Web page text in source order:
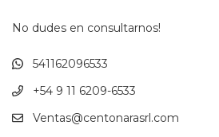
No dudes en consultarnos!
541162096533
+54 9 11 6209-6533
Ventas@centonarasrl.com